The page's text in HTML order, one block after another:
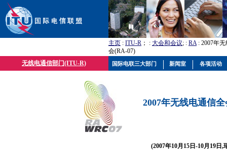
主页 : ITU-R ； : 大会和会议; : RA: 2007年
会(RA-07)
无线电通信部门(ITU-R)
2007年无线电通信
(2007年10月15日-10月19日,
国际电联三大部门 新闻室 各项活动